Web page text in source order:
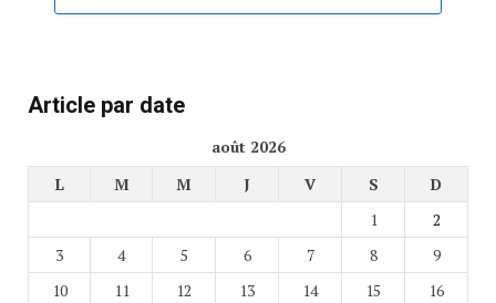
Article par date
août 2026
L
M M J V S
D
1
2
3
4 5 6 7 8
9
10
11 12 13 14 15
16